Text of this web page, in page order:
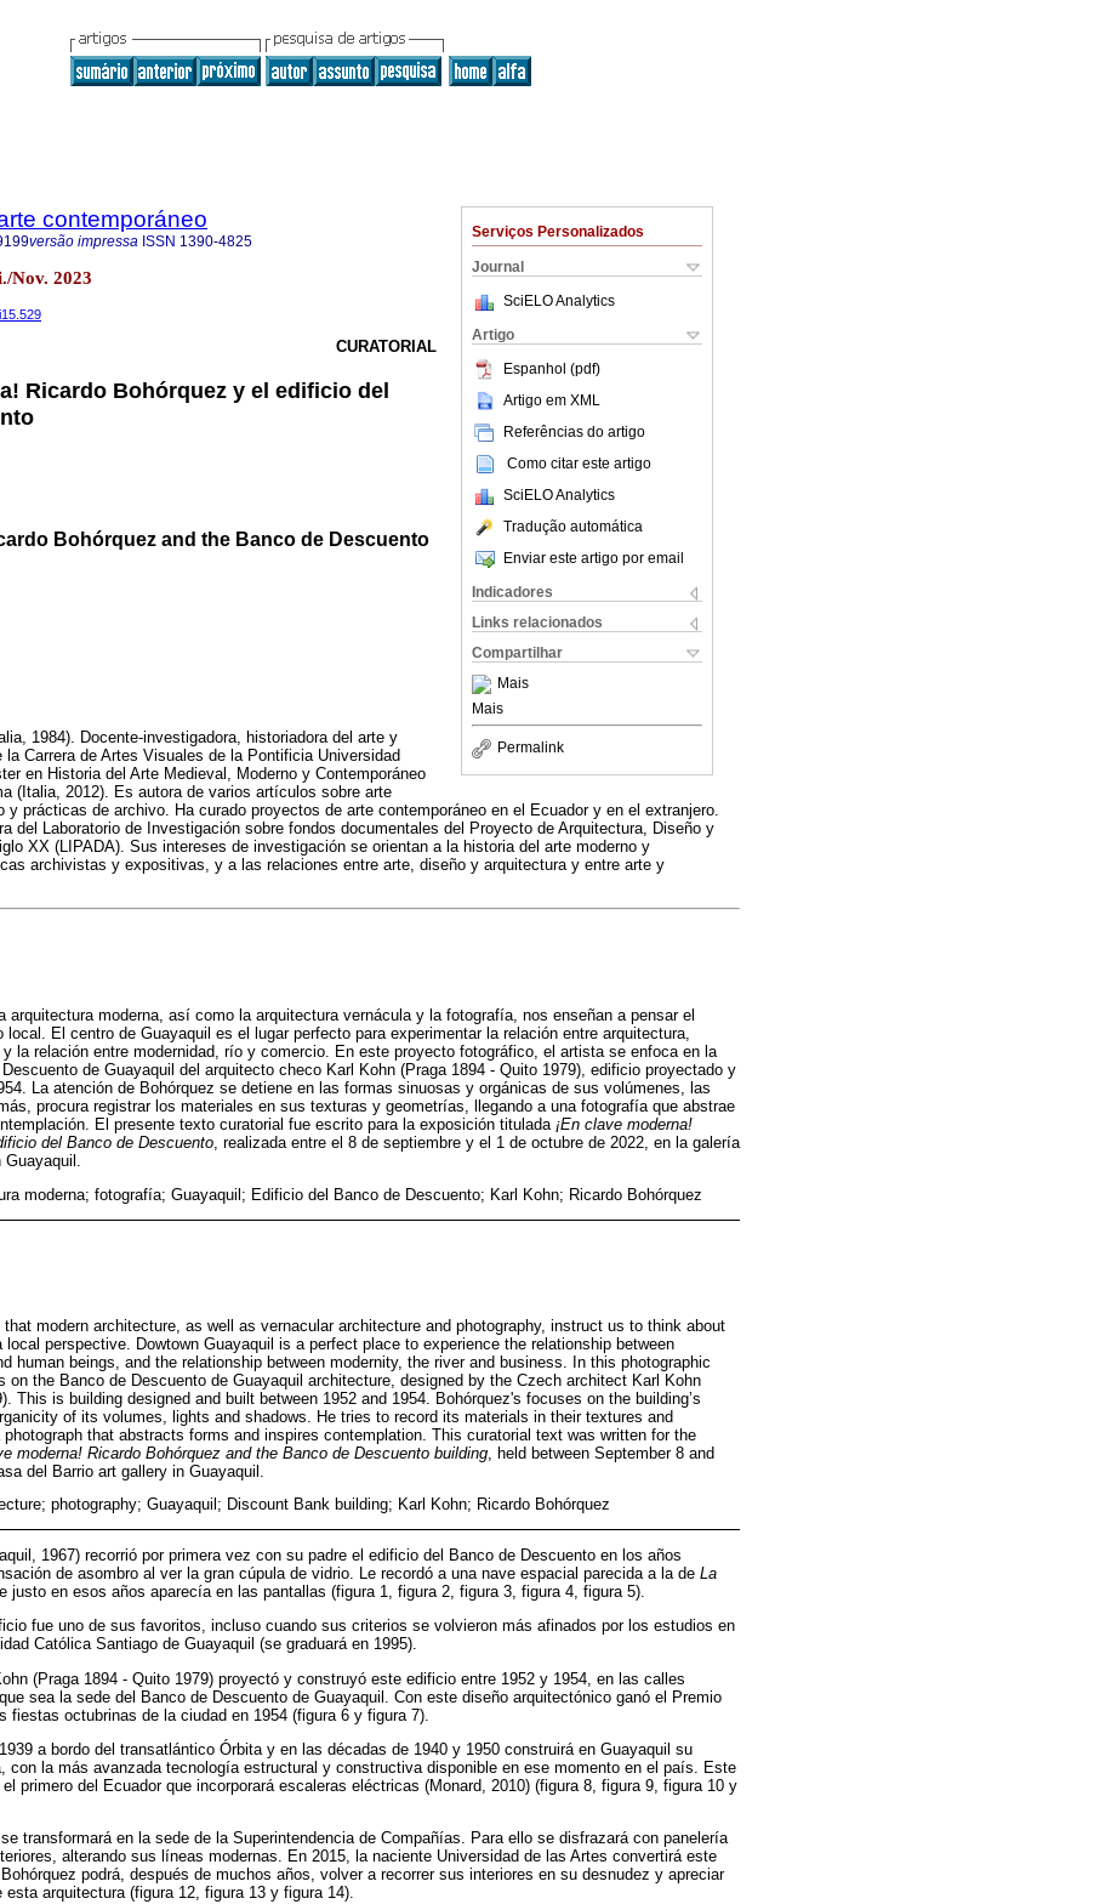
Serviços Personalizados
Journal
SciELO Analytics
Artigo
Espanhol (pdf)
Artigo em XML
Referências do artigo
Como citar este artigo
SciELO Analytics
Tradução automática
Enviar este artigo por email
Indicadores
Links relacionados
Compartilhar
Mais
Mais
Permalink
contemporáneo
versão impressa ISSN 1390-4825
Nov. 2023
CURATORIAL
Ricardo Bohórquez y el edificio del
Bohórquez and the Banco de Descuento
1984). Docente-investigadora, historiadora del arte y
la Carrera de Artes Visuales de la Pontificia Universidad
en Historia del Arte Medieval, Moderno y Contemporáneo
(Italia, 2012). Es autora de varios artículos sobre arte
y prácticas de archivo. Ha curado proyectos de arte contemporáneo en el Ecuador y en el extranjero.
del Laboratorio de Investigación sobre fondos documentales del Proyecto de Arquitectura, Diseño y
XX (LIPADA). Sus intereses de investigación se orientan a la historia del arte moderno y
archivistas y expositivas, y a las relaciones entre arte, diseño y arquitectura y entre arte y
arquitectura moderna, así como la arquitectura vernácula y la fotografía, nos enseñan a pensar el
El centro de Guayaquil es el lugar perfecto para experimentar la relación entre arquitectura,
la relación entre modernidad, río y comercio. En este proyecto fotográfico, el artista se enfoca en la
de Guayaquil del arquitecto checo Karl Kohn (Praga 1894 - Quito 1979), edificio proyectado y
La atención de Bohórquez se detiene en las formas sinuosas y orgánicas de sus volúmenes, las
procura registrar los materiales en sus texturas y geometrías, llegando a una fotografía que abstrae
El presente texto curatorial fue escrito para la exposición titulada¡En clave moderna!
del Banco de Descuento, realizada entre el 8 de septiembre y el 1 de octubre de 2022, en la galería
Guayaquil.
moderna; fotografía; Guayaquil; Edificio del Banco de Descuento; Karl Kohn; Ricardo Bohórquez
modern architecture, as well as vernacular architecture and photography, instruct us to think about
perspective. Dowtown Guayaquil is a perfect place to experience the relationship between
human beings, and the relationship between modernity, the river and business. In this photographic
on the Banco de Descuento de Guayaquil architecture, designed by the Czech architect Karl Kohn
This is building designed and built between 1952 and 1954. Bohórquez's focuses on the building’s
of its volumes, lights and shadows. He tries to record its materials in their textures and
that abstracts forms and inspires contemplation. This curatorial text was written for the
moderna! Ricardo Bohórquez and the Banco de Descuento building , held between September 8 and
del Barrio art gallery in Guayaquil.
photography; Guayaquil; Discount Bank building; Karl Kohn; Ricardo Bohórquez
1967) recorrió por primera vez con su padre el edificio del Banco de Descuento en los años
de asombro al ver la gran cúpula de vidrio. Le recordó a una nave espacial parecida a la de La
justo en esos años aparecía en las pantallas (figura 1, figura 2, figura 3, figura 4, figura 5).
fue uno de sus favoritos, incluso cuando sus criterios se volvieron más afinados por los estudios en
Católica Santiago de Guayaquil (se graduará en 1995).
(Praga 1894 - Quito 1979) proyectó y construyó este edificio entre 1952 y 1954, en las calles
sea la sede del Banco de Descuento de Guayaquil. Con este diseño arquitectónico ganó el Premio
fiestas octubrinas de la ciudad en 1954 (figura 6 y figura 7).
a bordo del transatlántico Órbita y en las décadas de 1940 y 1950 construirá en Guayaquil su
con la más avanzada tecnología estructural y constructiva disponible en ese momento en el país. Este
primero del Ecuador que incorporará escaleras eléctricas (Monard, 2010) (figura 8, figura 9, figura 10 y
transformará en la sede de la Superintendencia de Compañías. Para ello se disfrazará con panelería
alterando sus líneas modernas. En 2015, la naciente Universidad de las Artes convertirá este
podrá, después de muchos años, volver a recorrer sus interiores en su desnudez y apreciar
arquitectura (figura 12, figura 13 y figura 14).